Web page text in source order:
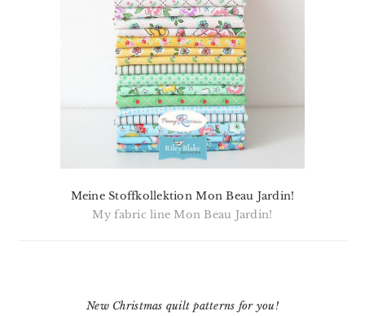
Meine Stoffkollektion Mon Beau Jardin!
My fabric line Mon Beau Jardin!
New Christmas quilt patterns for you!